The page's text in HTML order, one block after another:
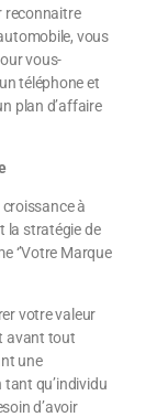
reconnaitre
vous
vous-
téléphone et
plan d’affaire
croissance à
la stratégie de
‘’Votre Marque
votre valeur
avant tout
une
tant qu’individu
d’avoir